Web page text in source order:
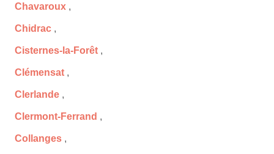
Chavaroux ,
Chidrac ,
Cisternes-la-Forêt ,
Clémensat ,
Clerlande ,
Clermont-Ferrand ,
Collanges ,